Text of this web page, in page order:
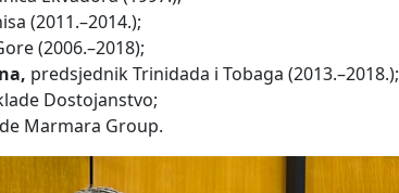
(2011.–2014.);
(2006.–2018);
predsjednik Trinidada i Tobaga (2013.–2018.);
Dostojanstvo;
Marmara Group.